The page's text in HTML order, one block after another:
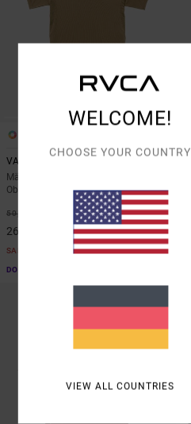
VA Sport Vent
Männer Braun Kurzärmliges
Oberteil
50,00 €
26,25 €
SALE
DOPPELTER RABATT EXTRA 25 %
WELCOME!
CHOOSE YOUR COUNTRY
VIEW ALL COUNTRIES